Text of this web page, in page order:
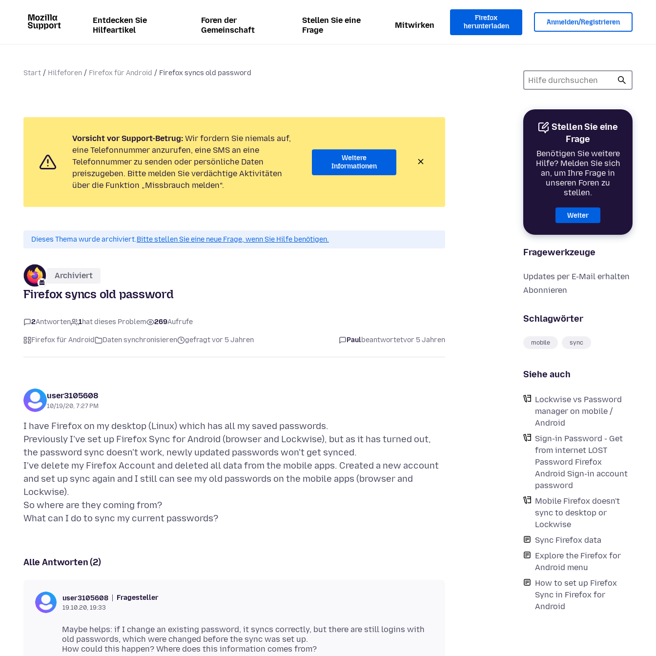
Entdecken Sie
Hilfeartikel
Foren der
Gemeinschaft
Stellen Sie eine
Frage
Mitwirken
Firefox
herunterladen
Anmelden/Registrieren
Start Hilfeforen Firefox für Android Firefox syncs old password
Stellen Sie eine
Frage
Benötigen Sie weitere
Hilfe? Melden Sie sich
an, um Ihre Frage in
unseren Foren zu
stellen.
Weiter
Fragewerkzeuge
Updates per E-Mail erhalten
Abonnieren
Schlagwörter
mobile sync
Siehe auch
Lockwise vs Password
manager on mobile /
Android
Sign-in Password - Get
from internet LOST
Password Firefox
Android Sign-in account
password
Mobile Firefox doesn't
sync to desktop or
Lockwise
Sync Firefox data
Explore the Firefox for
Android menu
How to set up Firefox
Sync in Firefox for
Android
Vorsicht vor Support-Betrug: Wir fordern Sie niemals auf,
eine Telefonnummer anzurufen, eine SMS an eine
Telefonnummer zu senden oder persönliche Daten
preiszugeben. Bitte melden Sie verdächtige Aktivitäten
über die Funktion „Missbrauch melden“.
Weitere
Informationen
Dieses Thema wurde archiviert.Bitte stellen Sie eine neue Frage, wenn Sie Hilfe benötigen.
Archiviert
Firefox syncs old password
2Antworten 1hat dieses Problem 269Aufrufe
Firefox für Android Daten synchronisieren gefragt vor 5 Jahren Paulbeantwortetvor 5 Jahren
user3105608
10/19/20, 7:27 PM
I have Firefox on my desktop (Linux) which has all my saved passwords.
Previously I've set up Firefox Sync for Android (browser and Lockwise), but as it has turned out,
the password sync doesn't work, newly updated passwords won't get synced.
I've delete my Firefox Account and deleted all data from the mobile apps. Created a new account
and set up sync again and I still can see my old passwords on the mobile apps (browser and
Lockwise).
So where are they coming from?
Alle Antworten (2)
user3105608 Fragesteller
19.10.20, 19:33
Maybe helps: if I change an existing password, it syncs correctly, but there are still logins with
old passwords, which were changed before the sync was set up.